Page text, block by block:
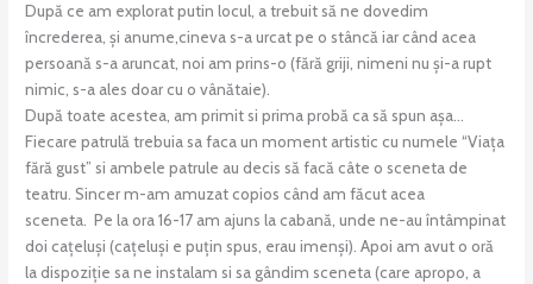
După ce am explorat putin locul, a trebuit să ne dovedim
încrederea, și anume,cineva s-a urcat pe o stâncă iar când acea
persoană s-a aruncat, noi am prins-o (fără griji, nimeni nu și-a rupt
nimic, s-a ales doar cu o vânătaie).
După toate acestea, am primit si prima probă ca să spun așa…
Fiecare patrulă trebuia sa faca un moment artistic cu numele “Viața
fără gust” si ambele patrule au decis să facă câte o sceneta de
teatru. Sincer m-am amuzat copios când am făcut acea
sceneta. Pe la ora 16-17 am ajuns la cabană, unde ne-au întâmpinat
doi cațeluși (cațeluși e puțin spus, erau imenși). Apoi am avut o oră
la dispoziție sa ne instalam si sa gândim sceneta (care apropo, a